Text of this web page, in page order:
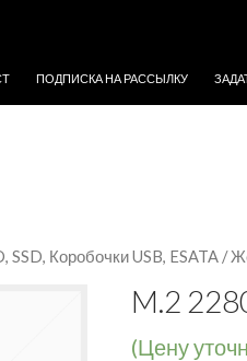
ПОДПИСКА НА РАССЫЛКУ
Коробочки USB, ESATA /
M.2
(Цену